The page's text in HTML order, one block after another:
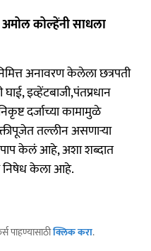
कोल्हेंनी साधला
अनावरण केलेला छत्रपती
इव्हेंटबाजी,पंतप्रधान
दर्जाच्या कामामुळे
तल्लीन असणाऱ्या
पाप केलं आहे, अशा शब्दात
निषेध केला आहे.
पाहण्यासाठीक्लिक करा.